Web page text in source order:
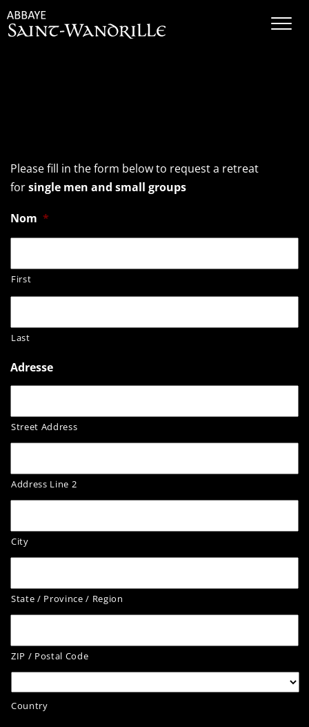
Please fill in the form below to request a retreat
forsingle men and small groups
Nom *
First
Last
Adresse
Street Address
Address Line 2
City
State / Province / Region
ZIP / Postal Code
Country